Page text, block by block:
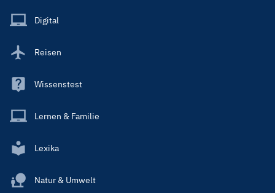
Main
Digital
Reisen
Wissenstest
Lernen & Familie
Lexika
Natur & Umwelt